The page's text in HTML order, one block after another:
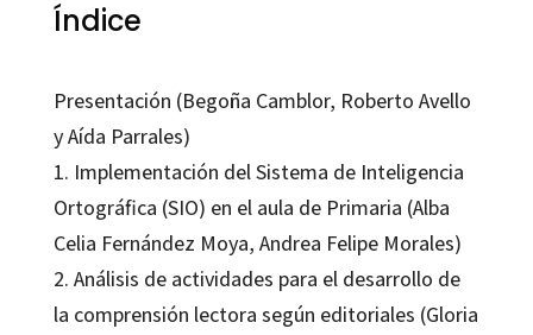
Índice
Presentación (Begoña Camblor, Roberto Avello
y Aída Parrales)
1. Implementación del Sistema de Inteligencia
Ortográfica (SIO) en el aula de Primaria (Alba
Celia Fernández Moya, Andrea Felipe Morales)
2. Análisis de actividades para el desarrollo de
la comprensión lectora según editoriales (Gloria